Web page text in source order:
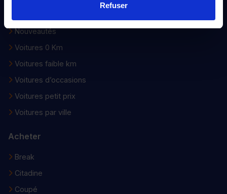
Refuser
Nouveautés
Voitures 0 Km
Voitures faible km
Voitures d’occasions
Voitures petit prix
Voitures par ville
Acheter
Break
Citadine
Coupé